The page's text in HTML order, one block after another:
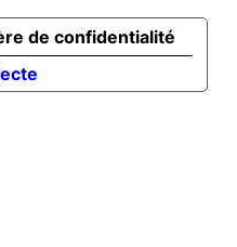
de confidentialité